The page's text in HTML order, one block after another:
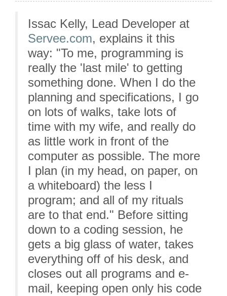
Issac Kelly, Lead Developer at
Servee.com, explains it this
way: "To me, programming is
really the 'last mile' to getting
something done. When I do the
planning and specifications, I go
on lots of walks, take lots of
time with my wife, and really do
as little work in front of the
computer as possible. The more
I plan (in my head, on paper, on
a whiteboard) the less I
program; and all of my rituals
are to that end." Before sitting
down to a coding session, he
gets a big glass of water, takes
everything off of his desk, and
closes out all programs and e-
mail, keeping open only his code